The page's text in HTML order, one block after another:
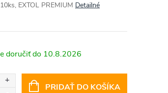
EXTOL PREMIUM Detailné
10.8.2026
PRIDAŤ DO KOŠÍKA